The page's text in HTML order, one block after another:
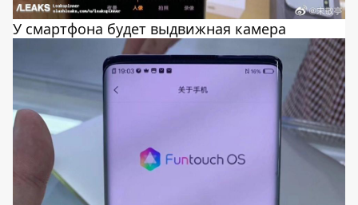
У смартфона будет выдвижная камера